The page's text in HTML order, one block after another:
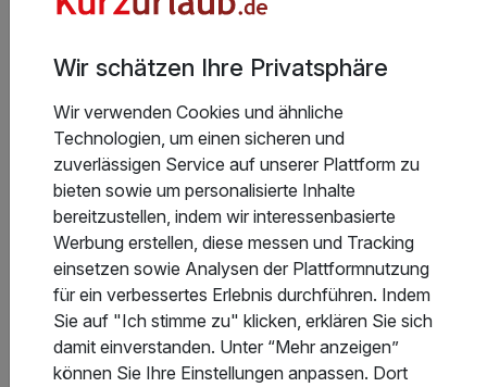
Aktuelle Infos des Hotels
Bitte beachten Sie, dass die Zahlung vor Ort in
tschechischen Kronen erfolgt und dem
tagesaktuellen Wechselkurs unterliegt.
• Das Balneozentrum ist samstags nur bis mittags
geöffnet und sonntags geschlossen.
• Am Abreisetag werden keine Behandlungen
durchgeführt.
Weiterlesen
Wir schätzen Ihre Privatsphäre
Wir verwenden Cookies und ähnliche
Technologien, um einen sicheren und
zuverlässigen Service auf unserer Plattform zu
bieten sowie um personalisierte Inhalte
bereitzustellen, indem wir interessenbasierte
Werbung erstellen, diese messen und Tracking
einsetzen sowie Analysen der Plattformnutzung
für ein verbessertes Erlebnis durchführen. Indem
Sie auf "Ich stimme zu" klicken, erklären Sie sich
damit einverstanden. Unter “Mehr anzeigen”
können Sie Ihre Einstellungen anpassen. Dort